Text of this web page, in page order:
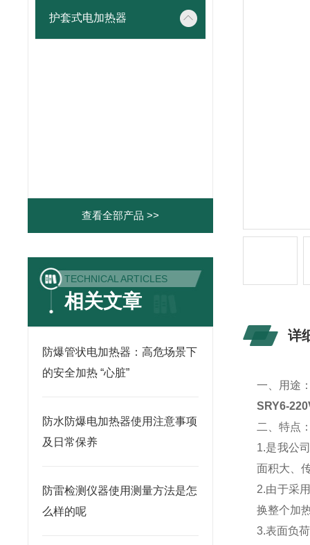
护套式电加热器
查看全部产品 >>
TECHNICAL ARTICLES
相关文章
防爆管状电加热器：高危场景下
的安全加热 “心脏”
防水防爆电加热器使用注意事项
及日常保养
防雷检测仪器使用测量方法是怎
么样的呢
详
一、用途
SRY6-
二、特点
1.是我公
面积大、
2.由于采
换整个加
3.表面负